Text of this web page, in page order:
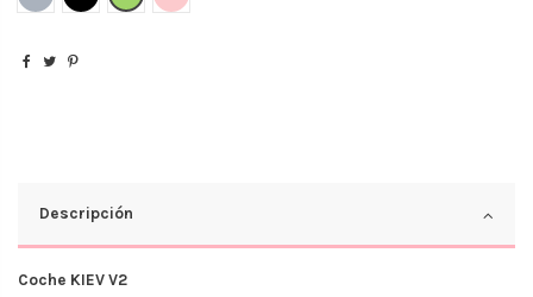
Descripción
Coche KIEV V2